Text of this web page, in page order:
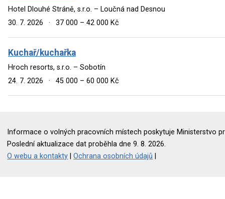
Hotel Dlouhé Stráně, s.r.o. – Loučná nad Desnou
30. 7. 2026
· 37 000 – 42 000 Kč
Kuchař/kuchařka
Hroch resorts, s.r.o. – Sobotín
24. 7. 2026
· 45 000 – 60 000 Kč
Informace o volných pracovních místech poskytuje Ministerstvo
Poslední aktualizace dat proběhla dne 9. 8. 2026.
O webu a kontakty |Ochrana osobních údajů